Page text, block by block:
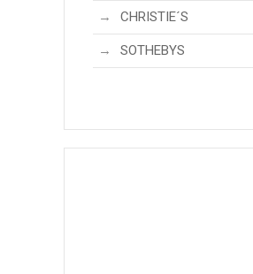
CHRISTIE´S
SOTHEBYS